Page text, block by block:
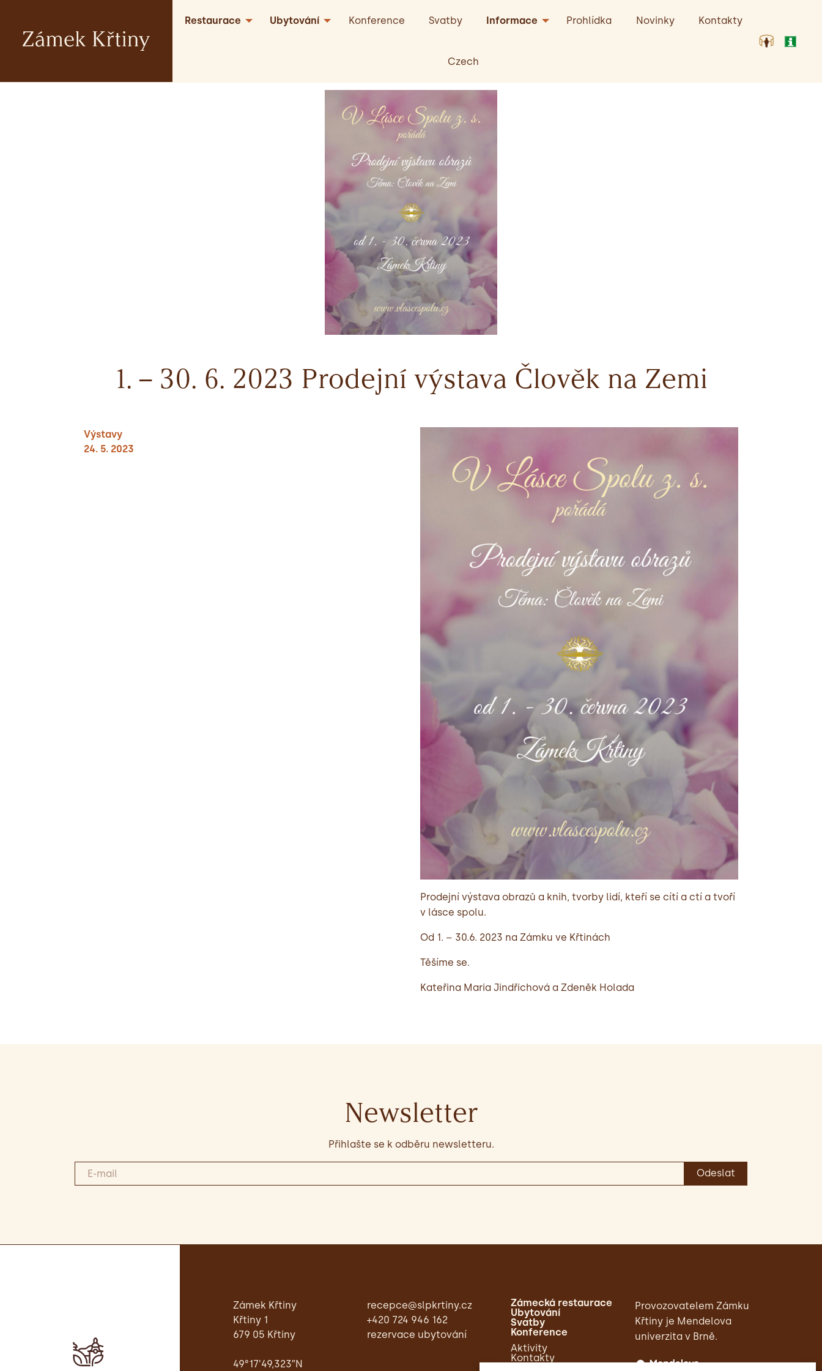
Restaurace Ubytování Konference Svatby Informace Prohlídka Novinky Kontakty
Czech
1. – 30. 6. 2023 Prodejní výstava Člověk na Zemi
Výstavy
24. 5. 2023
Prodejní výstava obrazů a knih, tvorby lidí, kteří se cítí a ctí a tvoří
v lásce spolu.
Od 1. – 30.6. 2023 na Zámku ve Křtinách
Těšíme se.
Kateřina Maria Jindřichová a Zdeněk Holada
Newsletter
Přihlašte se k odběru newsletteru.
Zámek Křtiny
Křtiny 1
679 05 Křtiny
49°17’49,323″N
recepce@slpkrtiny.cz
+420 724 946 162
rezervace ubytování
Zámecká restaurace
Ubytování
Svatby
Konference
Aktivity
Kontakty
Provozovatelem Zámku
Křtiny je Mendelova
univerzita v Brně.